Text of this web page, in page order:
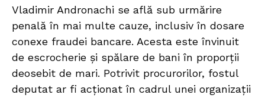
Vladimir Andronachi se află sub urmărire
penală în mai multe cauze, inclusiv în dosare
conexe fraudei bancare. Acesta este învinuit
de escrocherie și spălare de bani în proporții
deosebit de mari. Potrivit procurorilor, fostul
deputat ar fi acționat în cadrul unei organizații